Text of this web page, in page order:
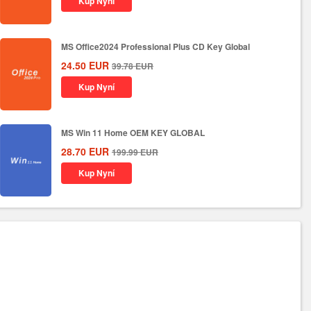
MS Office2024 Professional Plus CD Key Global
24.50 EUR 39.78EUR
Kup Nyní
MS Win 11 Home OEM KEY GLOBAL
28.70 EUR 199.99EUR
Kup Nyní